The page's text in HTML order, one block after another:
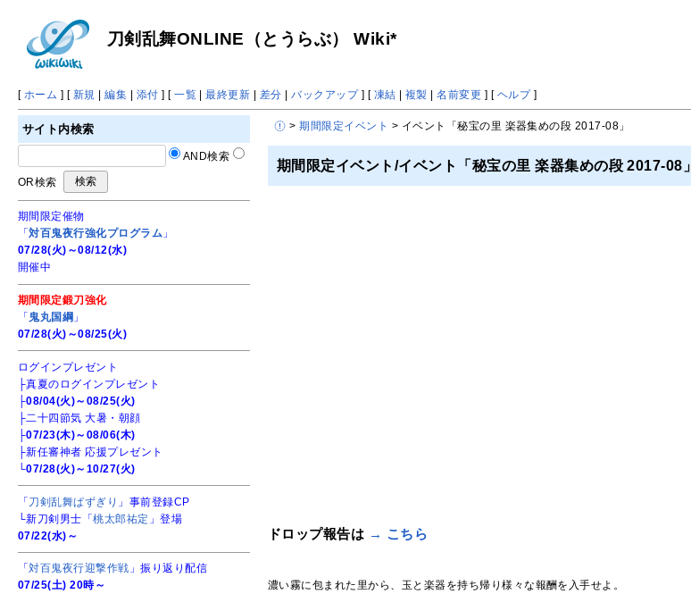
刀剣乱舞ONLINE（とうらぶ） Wiki*
[ ホーム ] [ 新規 |編集 | 添付 ] [一覧 |最終更新 | 差分 |バックアップ] [ 凍結 | 複製 |名前変更 ] [ ヘルプ]
>期間限定イベント > イベント「秘宝の里 楽器集めの段 2017-08」
期間限定イベント/イベント「秘宝の里 楽器集めの段 2017-08」
ドロップ報告は → こちら
濃い霧に包まれた里から、玉と楽器を持ち帰り様々な報酬を入手せよ。
サイト内検索
AND検索
OR検索
期間限定催物
「対百鬼夜行強化プログラム 」
07/28(火)～08/12(水)
開催中
期間限定鍛刀強化
「 鬼丸国綱 」
07/28(火)～08/25(火)
ログインプレゼント
├真夏のログインプレゼント
├08/04(火)～08/25(火)
├二十四節気 大暑・朝顔
├07/23(木)～08/06(木)
├新任審神者 応援プレゼント
└07/28(火)～10/27(火)
「刀剣乱舞ぱずぎり 」事前登録CP
└新刀剣男士「桃太郎祐定 」登場
07/22(水)～
「対百鬼夜行迎撃作戦 」振り返り配信
07/25(土) 20時～